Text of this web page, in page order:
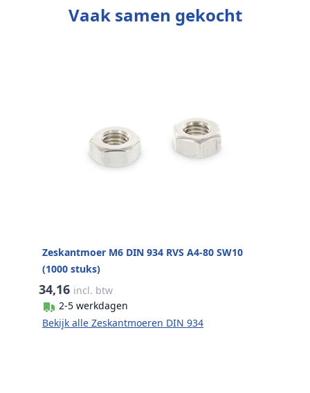
Vaak samen gekocht
Zeskantmoer M6 DIN 934 RVS A4-80 SW10
(1000 stuks)
34,16 incl. btw
2-5 werkdagen
Bekijk alle Zeskantmoeren DIN 934